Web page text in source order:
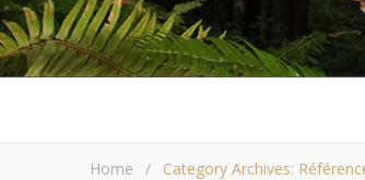
Home / Category Archives: